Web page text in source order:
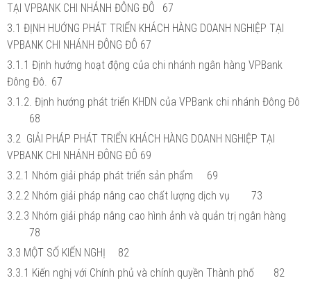
TẠI VPBANK CHI NHÁNH ĐÔNG ĐÔ
67
3.1 ĐỊNH HUỚNG PHÁT TRIỂN KHÁCH HÀNG DOANH NGHIỆP TẠI
VPBANK CHI NHÁNH ĐÔNG ĐÔ 67
3.1.1 Định hướng hoạt động của chi nhánh ngân hàng VPBank
Đông Đô.
67
3.1.2. Định hướng phát triển KHDN của VPBank chi nhánh Đông Đô
68
3.2 GIẢI PHÁP PHÁT TRIỂN KHÁCH HÀNG DOANH NGHIỆP TẠI
VPBANK CHI NHÁNH ĐÔNG ĐÔ 69
3.2.1 Nhóm giải pháp phát triển sản phẩm
69
3.2.2 Nhóm giải pháp nâng cao chất lượng dịch vụ
73
3.2.3 Nhóm giải pháp nâng cao hình ảnh và quản trị ngân hàng
78
3.3 MỘT SỐ KIẾN NGHỊ
82
3.3.1 Kiến nghị với Chính phủ và chính quyền Thành phố
82